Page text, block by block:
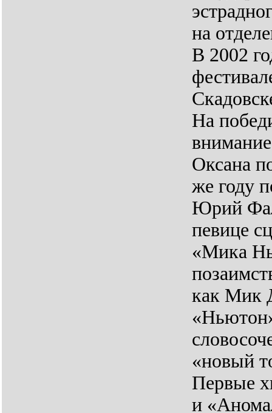
на
В 2002
На
Оксана
же году
Юрий
певице
«Мика
как Мик
«новый
Первые
и